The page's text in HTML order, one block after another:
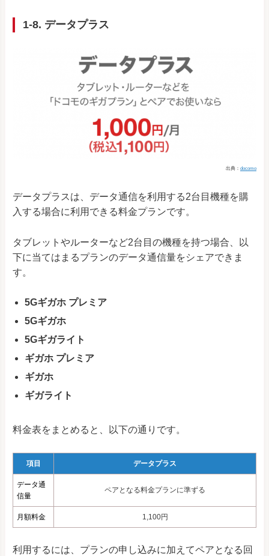
1-8. データプラス
出典： docomo
データプラスは、データ通信を利用する2台目機種を購
入する場合に利用できる料金プランです。
タブレットやルーターなど2台目の機種を持つ場合、以
下に当てはまるプランのデータ通信量をシェアできま
す。
5Gギガホ プレミア
5Gギガホ
5Gギガライト
ギガホ プレミア
ギガホ
ギガライト
料金表をまとめると、以下の通りです。
項目 データプラス
データ通
信量
ペアとなる料金プランに準ずる
月額料金 1,100円
利用するには、プランの申し込みに加えてペアとなる回